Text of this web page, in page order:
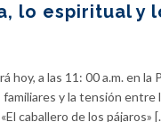
lo espiritual y
hoy, a las 11: 00 a.m. en
y la tensión entre
caballero de los pájaros»